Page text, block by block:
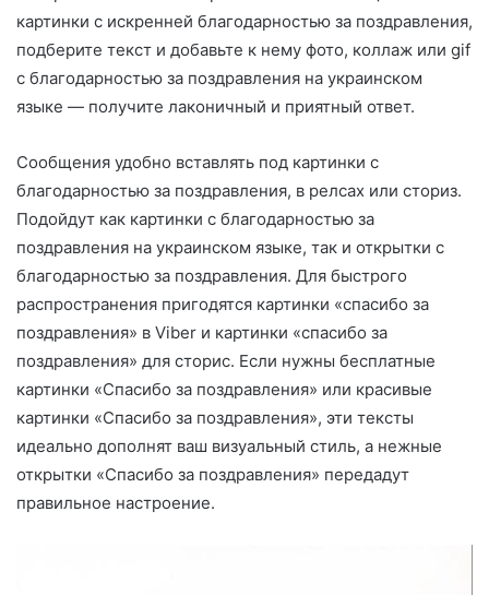
картинки с искренней благодарностью за поздравления,
подберите текст и добавьте к нему фото, коллаж или gif
с благодарностью за поздравления на украинском
языке — получите лаконичный и приятный ответ.
Сообщения удобно вставлять под картинки с
благодарностью за поздравления, в релсах или сториз.
Подойдут как картинки с благодарностью за
поздравления на украинском языке, так и открытки с
благодарностью за поздравления. Для быстрого
распространения пригодятся картинки «спасибо за
поздравления» в Viber и картинки «спасибо за
поздравления» для сторис. Если нужны бесплатные
картинки «Спасибо за поздравления» или красивые
картинки «Спасибо за поздравления», эти тексты
идеально дополнят ваш визуальный стиль, а нежные
открытки «Спасибо за поздравления» передадут
правильное настроение.